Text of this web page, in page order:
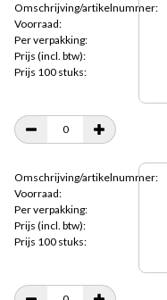
Omschrijving/artikelnummer:
Voorraad:
Per verpakking:
Prijs (incl. btw):
Prijs 100 stuks:
Omschrijving/artikelnummer:
Voorraad:
Per verpakking:
Prijs (incl. btw):
Prijs 100 stuks: